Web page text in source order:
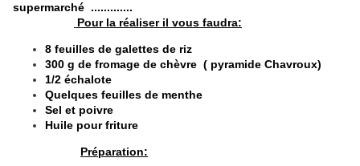
supermarché .............
Pour la réaliser il vous faudra:
8 feuilles de galettes de riz
300 g de fromage de chèvre ( pyramide Chavroux)
1/2 échalote
Quelques feuilles de menthe
Sel et poivre
Huile pour friture
Préparation: